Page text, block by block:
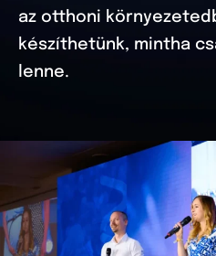
az otthoni
készíthetünk, mintha
lenne.